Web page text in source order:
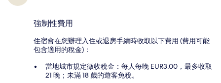
強制性費用
住宿會在您辦理入住或退房手續時收取以下費用 (費用可能
包含適用的稅金)：
當地城市規定徵收稅金：每人每晚 EUR3.00，最多收取
21 晚；未滿 18 歲的遊客免稅。